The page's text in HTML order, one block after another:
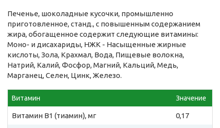
Печенье, шоколадные кусочки, промышленно
приготовленное, станд., с повышенным содержанием
жира, обогащенное содержит следующие витамины:
Моно- и дисахариды, НЖК - Насыщенные жирные
кислоты, Зола, Крахмал, Вода, Пищевые волокна,
Натрий, Калий, Фосфор, Магний, Кальций, Медь,
Марганец, Селен, Цинк, Железо.
Витамин Значение
Витамин B1 (тиамин), мг 0,17